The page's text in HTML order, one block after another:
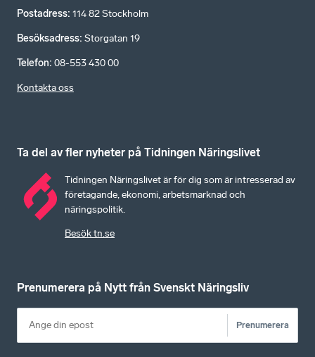
Postadress: 114 82 Stockholm
Besöksadress: Storgatan 19
Telefon: 08-553 430 00
Kontakta oss
Ta del av fler nyheter på Tidningen Näringslivet
Tidningen Näringslivet är för dig som är intresserad av
företagande, ekonomi, arbetsmarknad och
näringspolitik.
Besök tn.se
Prenumerera på Nytt från Svenskt Näringsliv
Prenumerera